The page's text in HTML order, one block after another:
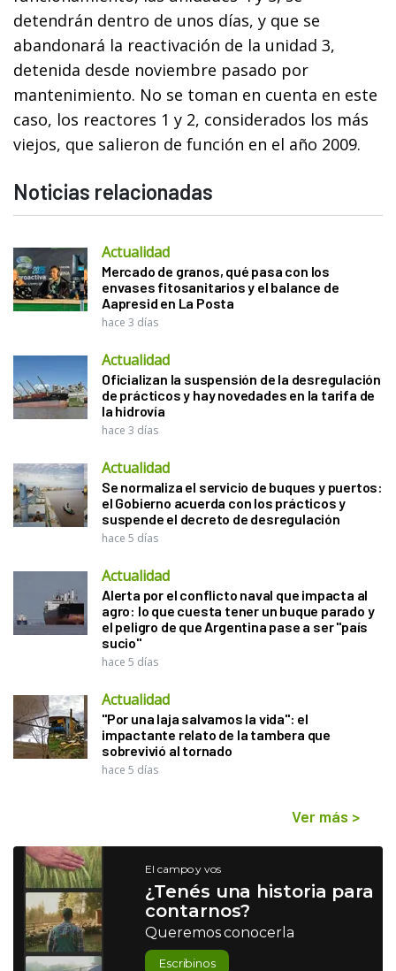
detendrán dentro de unos días, y que se
abandonará la reactivación de la unidad 3,
detenida desde noviembre pasado por
mantenimiento. No se toman en cuenta en este
caso, los reactores 1 y 2, considerados los más
viejos, que salieron de función en el año 2009.
Noticias relacionadas
Actualidad
Mercado de granos, qué pasa con los
envases fitosanitarios y el balance de
Aapresid en La Posta
hace 3 días
Actualidad
Oficializan la suspensión de la desregulación
de prácticos y hay novedades en la tarifa de
la hidrovía
hace 3 días
Actualidad
Se normaliza el servicio de buques y puertos:
el Gobierno acuerda con los prácticos y
suspende el decreto de desregulación
hace 5 días
Actualidad
Alerta por el conflicto naval que impacta al
agro: lo que cuesta tener un buque parado y
el peligro de que Argentina pase a ser "país
sucio"
hace 5 días
Actualidad
"Por una laja salvamos la vida": el
impactante relato de la tambera que
sobrevivió al tornado
hace 5 días
Ver más >
El campo y vos
¿Tenés una historia para
contarnos?
Queremos conocerla
Escribinos